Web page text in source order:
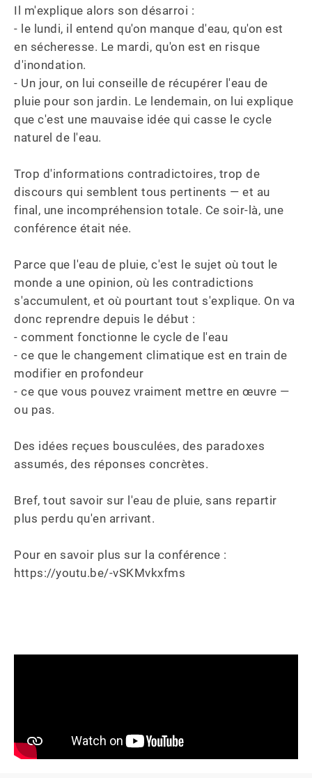
Il m'explique alors son désarroi :
- le lundi, il entend qu'on manque d'eau, qu'on est
en sécheresse. Le mardi, qu'on est en risque
d'inondation.
- Un jour, on lui conseille de récupérer l'eau de
pluie pour son jardin. Le lendemain, on lui explique
que c'est une mauvaise idée qui casse le cycle
naturel de l'eau.
Trop d'informations contradictoires, trop de
discours qui semblent tous pertinents — et au
final, une incompréhension totale. Ce soir-là, une
conférence était née.
Parce que l'eau de pluie, c'est le sujet où tout le
monde a une opinion, où les contradictions
s'accumulent, et où pourtant tout s'explique. On va
donc reprendre depuis le début :
- comment fonctionne le cycle de l'eau
- ce que le changement climatique est en train de
modifier en profondeur
- ce que vous pouvez vraiment mettre en œuvre —
ou pas.
Des idées reçues bousculées, des paradoxes
assumés, des réponses concrètes.
Bref, tout savoir sur l'eau de pluie, sans repartir
plus perdu qu'en arrivant.
Pour en savoir plus sur la conférence :
https://youtu.be/-vSKMvkxfms